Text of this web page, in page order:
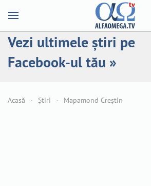
Vezi ultimele știri pe
Facebook-ul tău »
Acasă Știri Mapamond Creștin